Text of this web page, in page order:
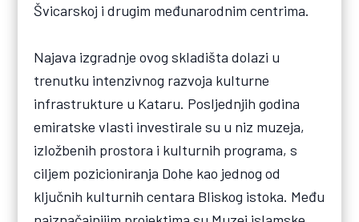
Švicarskoj i drugim međunarodnim centrima.
Najava izgradnje ovog skladišta dolazi u
trenutku intenzivnog razvoja kulturne
infrastrukture u Kataru. Posljednjih godina
emiratske vlasti investirale su u niz muzeja,
izložbenih prostora i kulturnih programa, s
ciljem pozicioniranja Dohe kao jednog od
ključnih kulturnih centara Bliskog istoka. Među